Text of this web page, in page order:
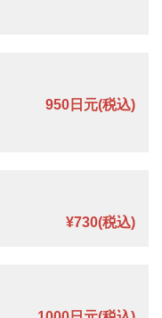
950日元(税込)
¥730(税込)